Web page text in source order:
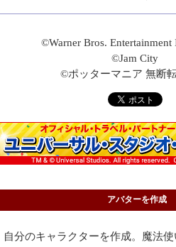
©Warner Bros.
©Jam City
©ポッターマニア 無断
アバターを作成
自分のキャラクターを作成。魔法